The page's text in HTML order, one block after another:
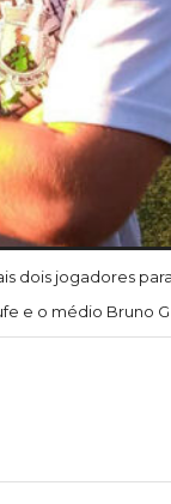
dois jogadores
e o médio Bruno